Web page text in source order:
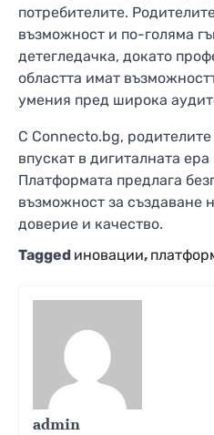
потребителите.
възможност и по-голяма
детегледачка, докато
областта имат
умения пред широка
С Connecto.bg,
впускат в дигиталната
Платформата предлага
възможност за създаване
доверие и качество.
Tagged иновации,
admin